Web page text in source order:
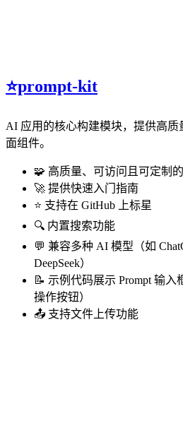
⭐️prompt-kit
AI 应用的核心构建模块，提供高
面组件。
🧩 高质量、可访问且可定制
🚀 提供快速入门指南
⭐ 支持在 GitHub 上标星
🔍 内置搜索功能
💬 兼容多种 AI 模型（如
DeepSeek）
📝 示例代码展示 Prompt 输
操作按钮）
📤 支持文件上传功能